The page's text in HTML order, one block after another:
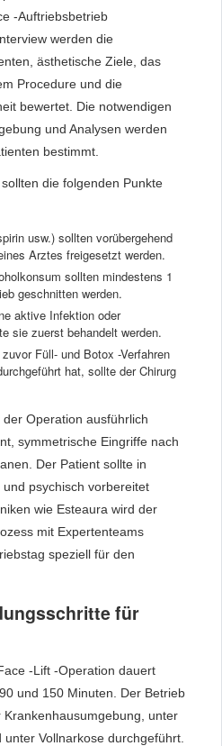
-Auftriebsbetrieb
werden die
ästhetische Ziele, das
Procedure und die
bewertet. Die notwendigen
und Analysen werden
bestimmt.
die folgenden Punkte
usw.) sollten vorübergehend
Arztes freigesetzt werden.
sollten mindestens 1
geschnitten werden.
aktive Infektion oder
sie zuerst behandelt werden.
Füll- und Botox -Verfahren
hat, sollte der Chirurg
Operation ausführlich
symmetrische Eingriffe nach
Der Patient sollte in
psychisch vorbereitet
wie Esteaura wird der
mit Expertenteams
speziell für den
für
-Lift -Operation dauert
und 150 Minuten. Der Betrieb
unter
Vollnarkose durchgeführt.